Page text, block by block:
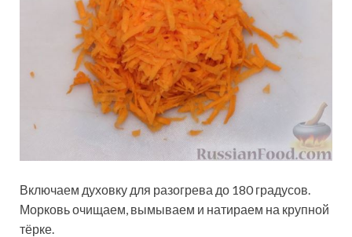
Включаем духовку для разогрева до 180 градусов.
Морковь очищаем, вымываем и натираем на крупной
тёрке.